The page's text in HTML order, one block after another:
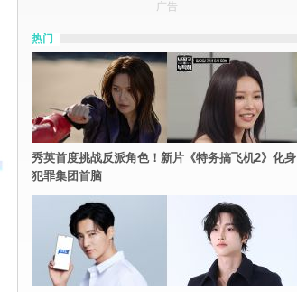
广告
热门
秀英首度挑战反派角色！新片《特务搞飞机2》化身
犯罪集团首脑